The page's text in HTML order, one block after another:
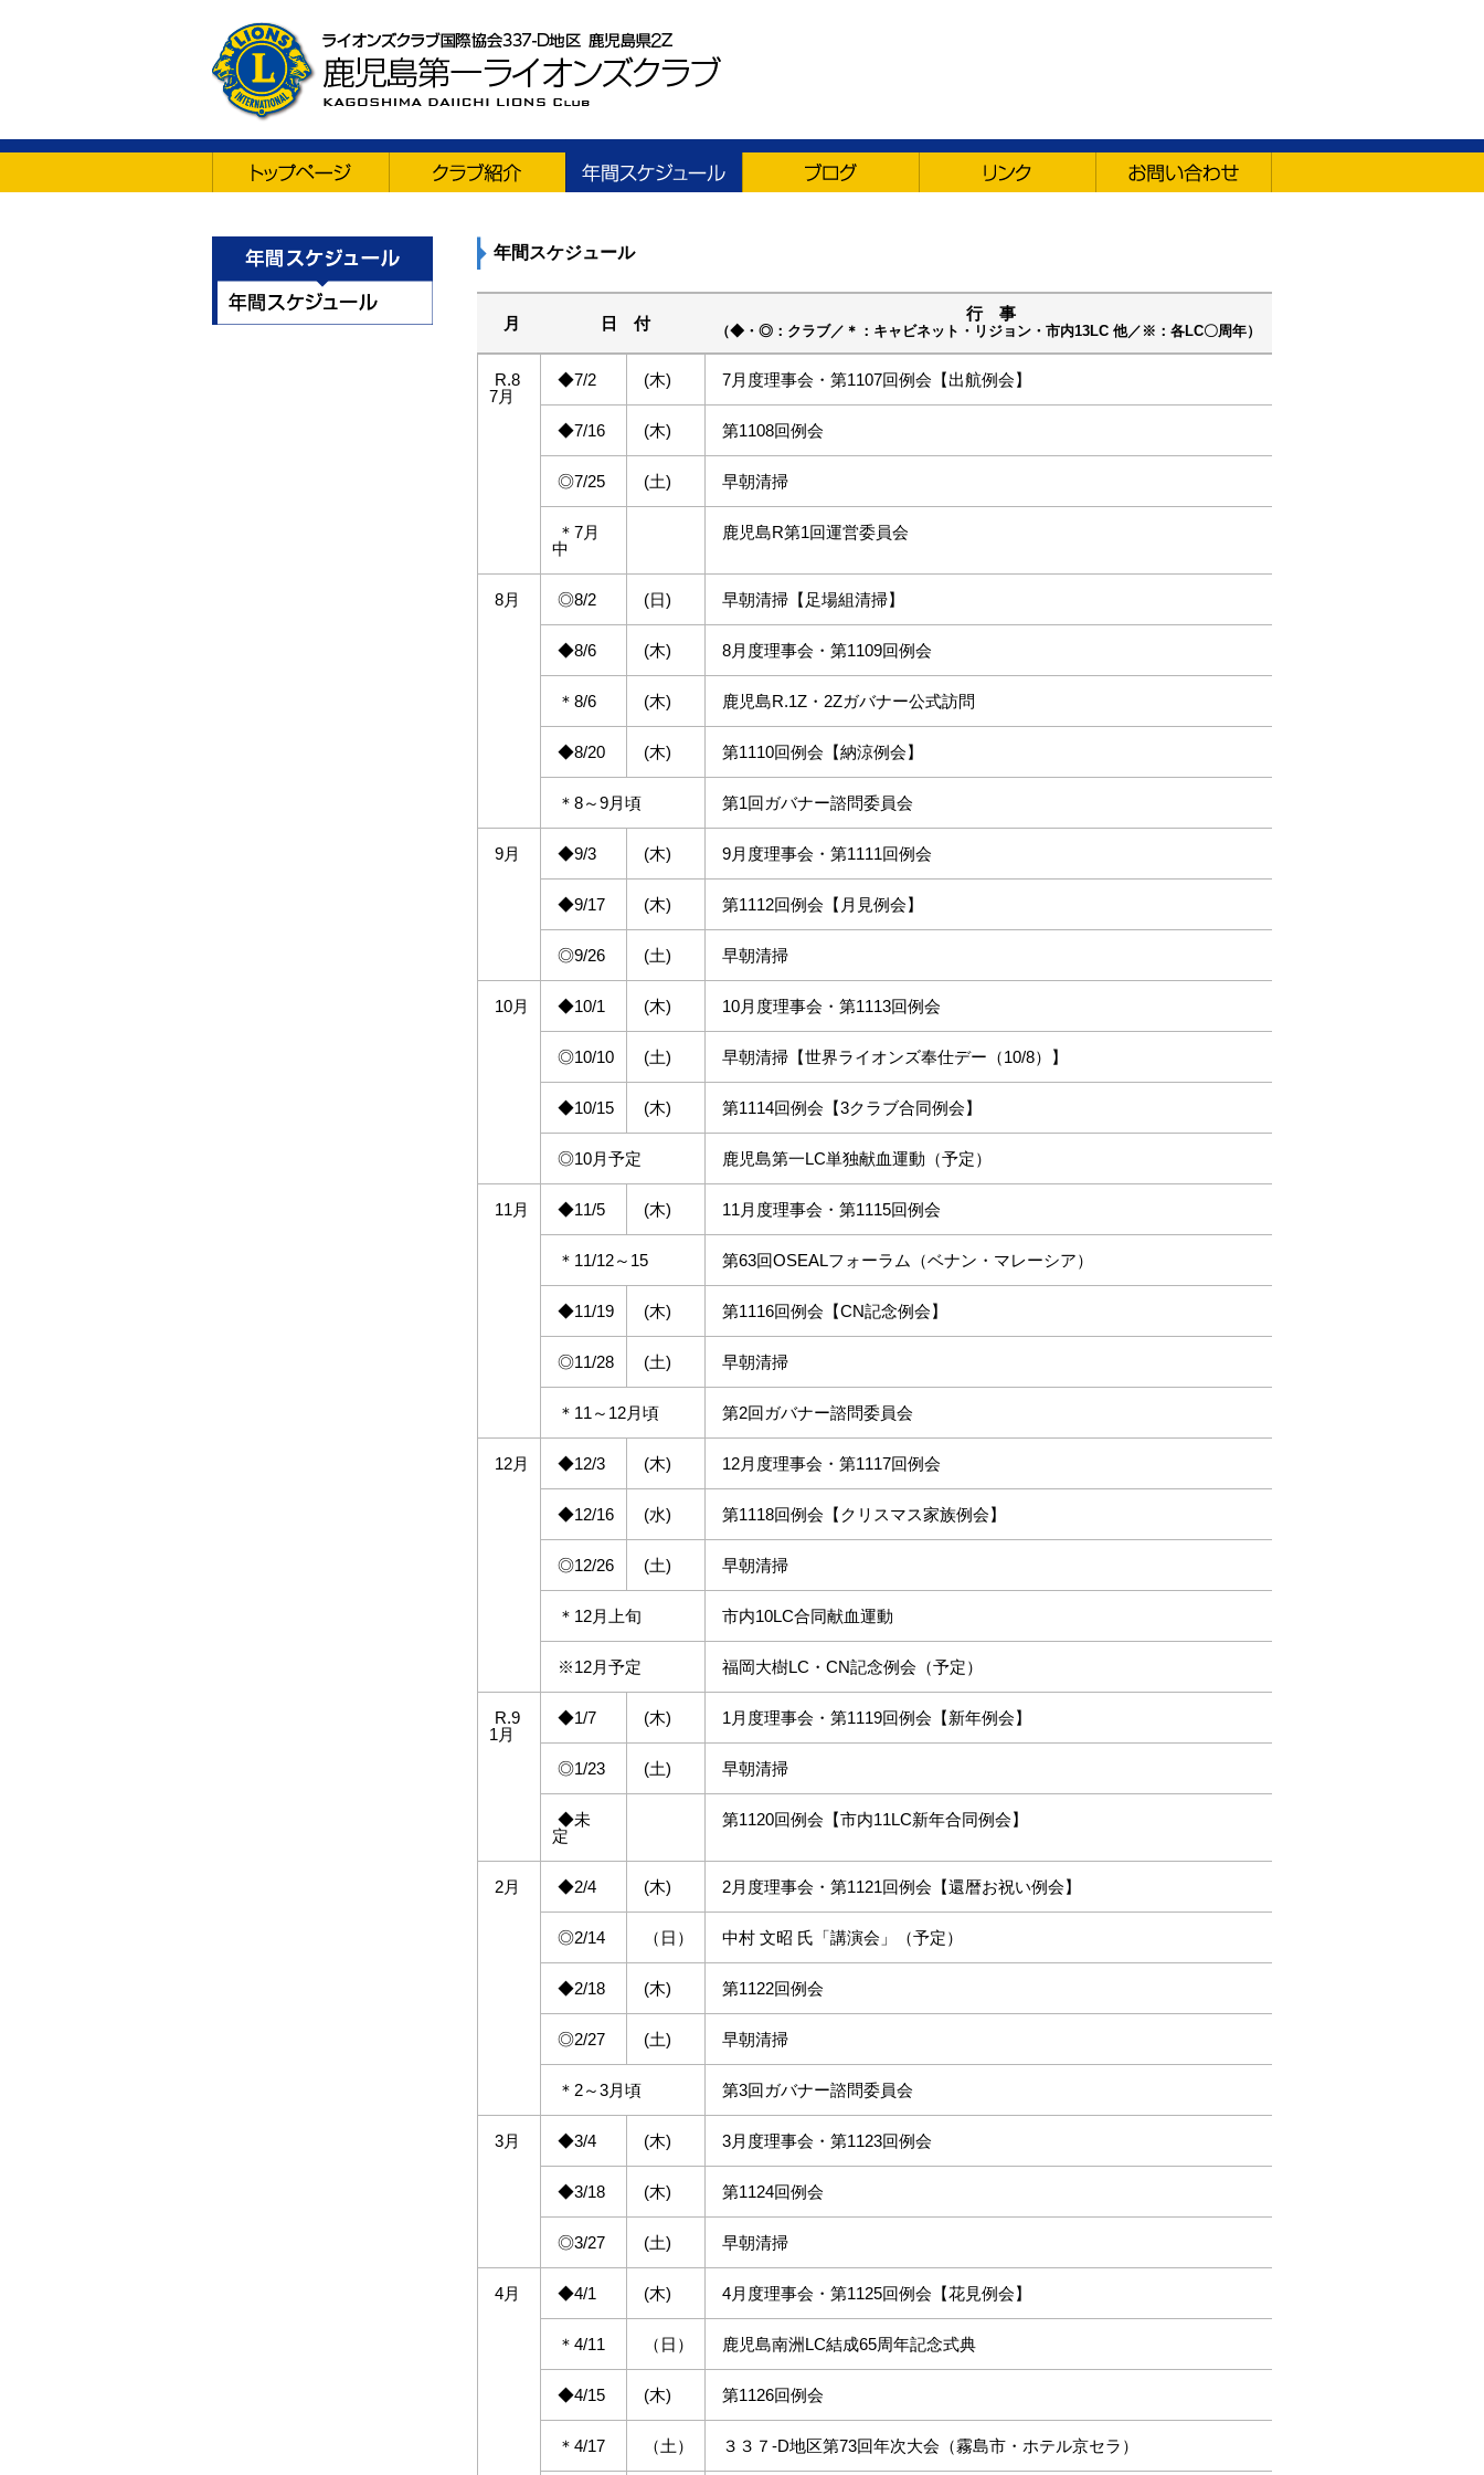
年間スケジュール
月 日 付
行 事
（◆・◎：クラブ／＊：キャビネット・リジョン・市内13LC 他／※：各LC〇周年）
R.8
7月
◆7/2 (木) 7月度理事会・第1107回例会【出航例会】
◆7/16 (木) 第1108回例会
◎7/25 (土) 早朝清掃
＊7月
中
鹿児島R第1回運営委員会
8月 ◎8/2 (日) 早朝清掃【足場組清掃】
◆8/6 (木) 8月度理事会・第1109回例会
＊8/6 (木) 鹿児島R.1Z・2Zガバナー公式訪問
◆8/20 (木) 第1110回例会【納涼例会】
＊8～9月頃 第1回ガバナー諮問委員会
9月 ◆9/3 (木) 9月度理事会・第1111回例会
◆9/17 (木) 第1112回例会【月見例会】
◎9/26 (土) 早朝清掃
10月 ◆10/1 (木) 10月度理事会・第1113回例会
◎10/10 (土) 早朝清掃【世界ライオンズ奉仕デー（10/8）】
◆10/15 (木) 第1114回例会【3クラブ合同例会】
◎10月予定 鹿児島第一LC単独献血運動（予定）
11月 ◆11/5 (木) 11月度理事会・第1115回例会
＊11/12～15 第63回OSEALフォーラム（ベナン・マレーシア）
◆11/19 (木) 第1116回例会【CN記念例会】
◎11/28 (土) 早朝清掃
＊11～12月頃 第2回ガバナー諮問委員会
12月 ◆12/3 (木) 12月度理事会・第1117回例会
◆12/16 (水) 第1118回例会【クリスマス家族例会】
◎12/26 (土) 早朝清掃
＊12月上旬 市内10LC合同献血運動
※12月予定 福岡大樹LC・CN記念例会（予定）
R.9
1月
◆1/7 (木) 1月度理事会・第1119回例会【新年例会】
◎1/23 (土) 早朝清掃
◆未
定
第1120回例会【市内11LC新年合同例会】
2月 ◆2/4 (木) 2月度理事会・第1121回例会【還暦お祝い例会】
◎2/14 （日） 中村 文昭 氏「講演会」（予定）
◆2/18 (木) 第1122回例会
◎2/27 (土) 早朝清掃
＊2～3月頃 第3回ガバナー諮問委員会
3月 ◆3/4 (木) 3月度理事会・第1123回例会
◆3/18 (木) 第1124回例会
◎3/27 (土) 早朝清掃
4月 ◆4/1 (木) 4月度理事会・第1125回例会【花見例会】
＊4/11 （日） 鹿児島南洲LC結成65周年記念式典
◆4/15 (木) 第1126回例会
＊4/17 （土） ３３７-D地区第73回年次大会（霧島市・ホテル京セラ）